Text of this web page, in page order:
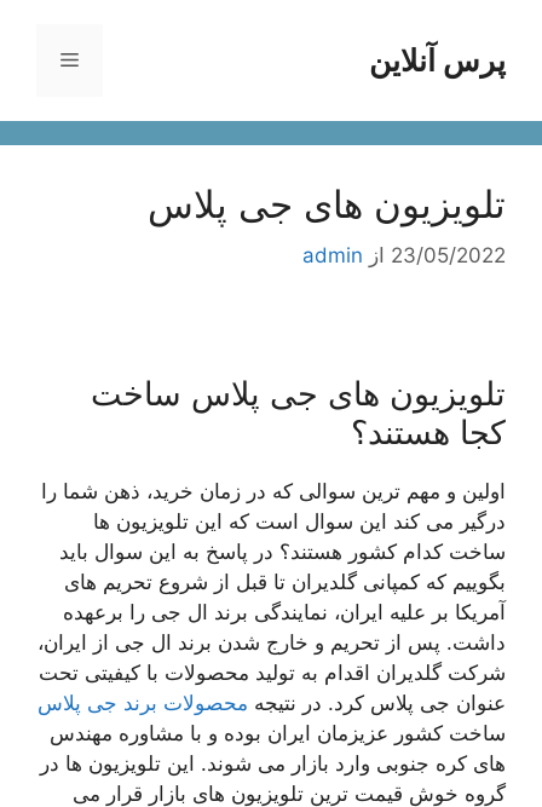
محتواپرس آنلاین فهرست
تلویزیون های جی پلاس
23/05/2022 از admin
تلویزیون های جی پلاس ساخت
کجا هستند؟
اولین و مهم ترین سوالی که در زمان خرید، ذهن شما را
درگیر می کند این سوال است که این تلویزیون ها
ساخت کدام کشور هستند؟ در پاسخ به این سوال باید
بگوییم که کمپانی گلدیران تا قبل از شروع تحریم های
آمریکا بر علیه ایران، نمایندگی برند ال جی را برعهده
داشت. پس از تحریم و خارج شدن برند ال جی از ایران،
شرکت گلدیران اقدام به تولید محصولات با کیفیتی تحت
عنوان جی پلاس کرد. در نتیجه محصولات برند جی پلاس
ساخت کشور عزیزمان ایران بوده و با مشاوره مهندس
های کره جنوبی وارد بازار می شوند. این تلویزیون ها در
گروه خوش قیمت ترین تلویزیون های بازار قرار می